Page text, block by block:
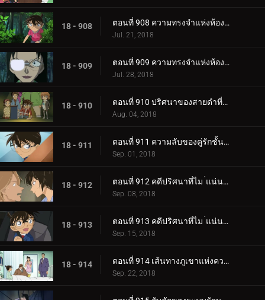
18 - 908 ตอนที่ 908 ความทรงจำแห่งห้องเรียนซากุระ รันเกิร์ล
Jul. 21, 2018
18 - 909 ตอนที่ 909 ความทรงจำแห่งห้องเรียนซากุระ ชินอิจิบอย
Jul. 28, 2018
18 - 910 ตอนที่ 910 ปริศนาของสายดำที่หายไป
Aug. 04, 2018
18 - 911 ตอนที่ 911 ความลับของคู่รักชั้นสูง
Sep. 01, 2018
18 - 912 ตอนที่ 912 คดีปริศนาที่ไม ่แน่นอนของเมืองเบกะ (ตอนแรก)
Sep. 08, 2018
18 - 913 ตอนที่ 913 คดีปริศนาที่ไม ่แน่นอนของเมืองเบกะ (ตอนจบ)
Sep. 15, 2018
18 - 914 ตอนที่ 914 เส้นทางภูเขาแห่งความมืด
Sep. 22, 2018